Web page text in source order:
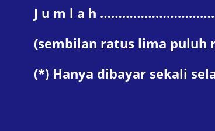
J u m l a h
(sembilan ratus lima puluh
(*) Hanya dibayar sekali